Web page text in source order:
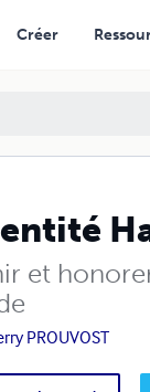
Créer
et
PROUVOST